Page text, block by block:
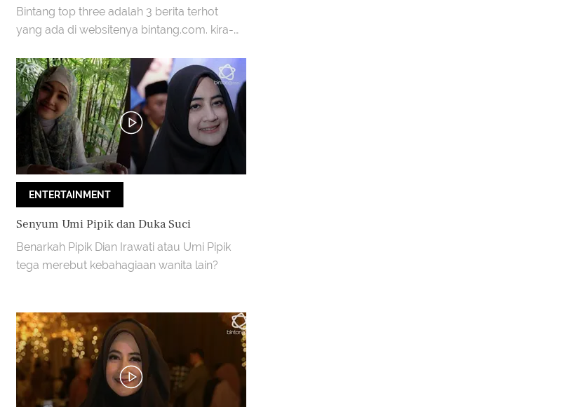
Bintang top three adalah 3 berita terhot
yang ada di websitenya bintang.com. kira-
ini?
ENTERTAINMENT
Senyum Umi Pipik dan Duka Suci
Benarkah Pipik Dian Irawati atau Umi Pipik
tega merebut kebahagiaan wanita lain?